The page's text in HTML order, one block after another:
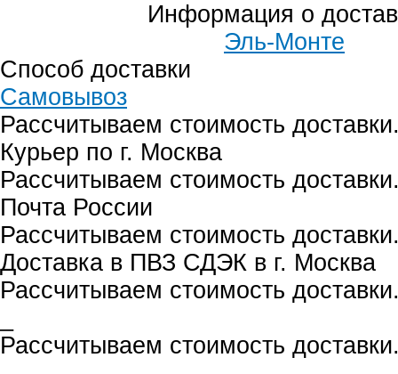
Информация о
Эль-Монте
Способ доставки
Самовывоз
Рассчитываем стоимость
Курьер по г. Москва
Рассчитываем стоимость
Почта России
Рассчитываем стоимость
Доставка в ПВЗ СДЭК в г. Москва
Рассчитываем стоимость
Рассчитываем стоимость